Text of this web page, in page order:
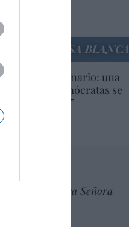
LA CASA BLANCA
escenario: una
de los demócratas se
“socialista”
celebra Nuestra Señora